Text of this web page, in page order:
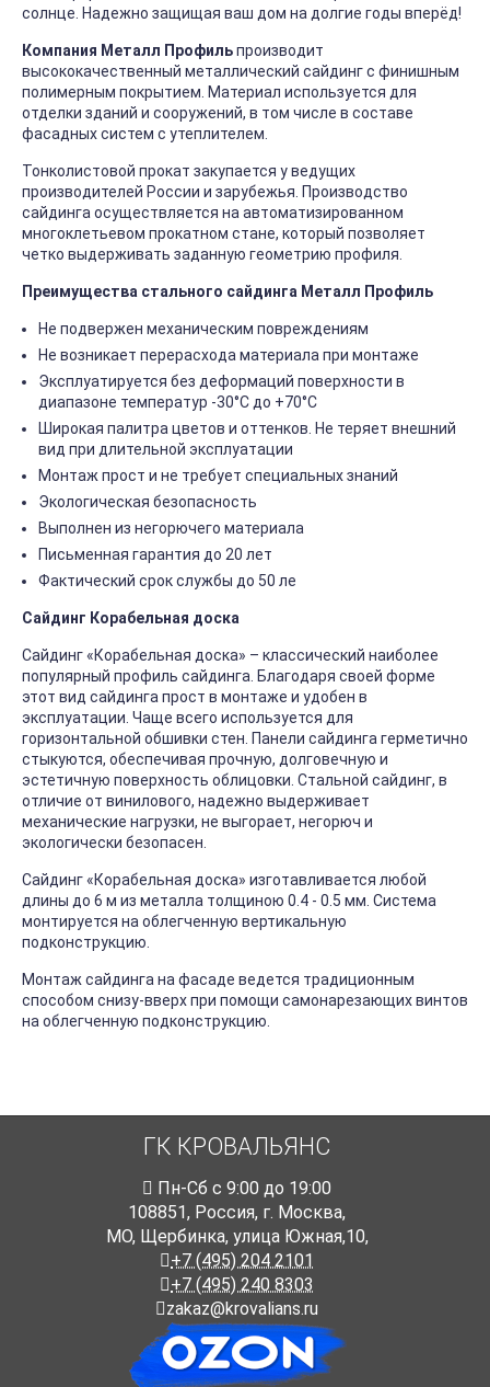
солнце. Надежно защищая ваш дом на долгие годы вперёд!
Компания Металл Профильпроизводит
высококачественный металлический сайдинг с финишным
полимерным покрытием. Материал используется для
отделки зданий и сооружений, в том числе в составе
фасадных систем с утеплителем.
Тонколистовой прокат закупается у ведущих
производителей России и зарубежья. Производство
сайдинга осуществляется на автоматизированном
многоклетьевом прокатном стане, который позволяет
четко выдерживать заданную геометрию профиля.
Преимущества стального сайдинга Металл Профиль
Не подвержен механическим повреждениям
Не возникает перерасхода материала при монтаже
Эксплуатируется без деформаций поверхности в
диапазоне температур -30°C до +70°C
Широкая палитра цветов и оттенков. Не теряет внешний
вид при длительной эксплуатации
Монтаж прост и не требует специальных знаний
Экологическая безопасность
Выполнен из негорючего материала
Письменная гарантия до 20 лет
Фактический срок службы до 50 ле
Сайдинг Корабельная доска
Сайдинг «Корабельная доска» – классический наиболее
популярный профиль сайдинга. Благодаря своей форме
этот вид сайдинга прост в монтаже и удобен в
эксплуатации. Чаще всего используется для
горизонтальной обшивки стен. Панели сайдинга герметично
стыкуются, обеспечивая прочную, долговечную и
эстетичную поверхность облицовки. Стальной сайдинг, в
отличие от винилового, надежно выдерживает
механические нагрузки, не выгорает, негорюч и
экологически безопасен.
Сайдинг «Корабельная доска» изготавливается любой
длины до 6 м из металла толщиною 0.4 - 0.5 мм. Система
монтируется на облегченную вертикальную
подконструкцию.
Монтаж сайдинга на фасаде ведется традиционным
способом снизу-вверх при помощи самонарезающих винтов
на облегченную подконструкцию.
ГК КРОВАЛЬЯНС
Пн-Cб с 9:00 до 19:00
108851, Россия, г. Москва,
МО, Щербинка, улица Южная,10,
+7 (495) 204 2101
+7 (495) 240 8303
zakaz@krovalians.ru